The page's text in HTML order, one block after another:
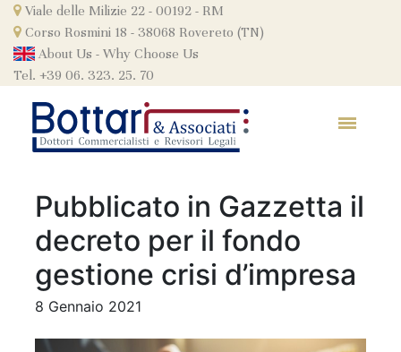
Skip
content
Viale delle Milizie 22 - 00192 - RM
Corso Rosmini 18 - 38068 Rovereto (TN)
About Us - Why Choose Us
Tel. +39 06. 323. 25. 70
Pubblicato in Gazzetta il
decreto per il fondo
gestione crisi d’impresa
8 Gennaio 2021